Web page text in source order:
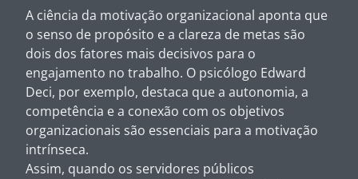
A ciência da motivação organizacional aponta que
o senso de propósito e a clareza de metas são
dois dos fatores mais decisivos para o
engajamento no trabalho. O psicólogo Edward
Deci, por exemplo, destaca que a autonomia, a
competência e a conexão com os objetivos
organizacionais são essenciais para a motivação
intrínseca.
Assim, quando os servidores públicos